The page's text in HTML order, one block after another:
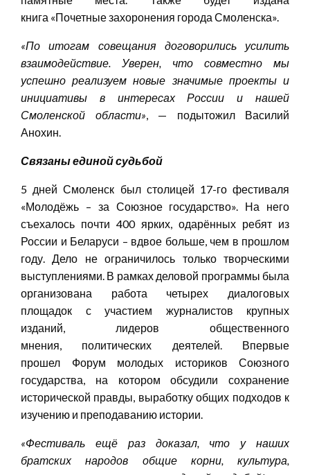
книга «Почетные захоронения города Смоленска».
«По итогам совещания договорились усилить
взаимодействие. Уверен, что совместно мы
успешно реализуем новые значимые проекты и
инициативы в интересах России и нашей
Смоленской области», — подытожил Василий
Анохин.
Связаны единой судьбой
5 дней Смоленск был столицей 17-го фестиваля
«Молодёжь – за Союзное государство». На него
съехалось почти 400 ярких, одарённых ребят из
России и Беларуси – вдвое больше, чем в прошлом
году. Дело не ограничилось только творческими
выступлениями. В рамках деловой программы была
организована работа четырех диалоговых
площадок с участием журналистов крупных
изданий, лидеров общественного
мнения, политических деятелей. Впервые
прошел Форум молодых историков Союзного
государства, на котором обсудили сохранение
исторической правды, выработку общих подходов к
изучению и преподаванию истории.
«Фестиваль ещё раз доказал, что у наших
братских народов общие корни, культура,